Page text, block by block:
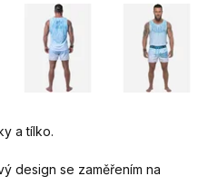
a tílko.
design se zaměřením na